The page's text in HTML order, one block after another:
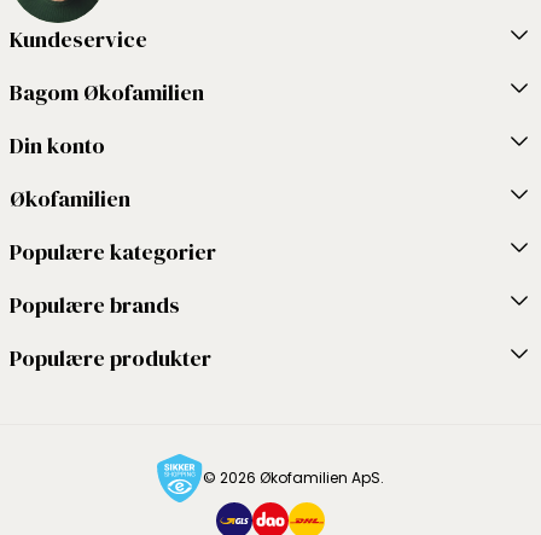
Kundeservice
Bagom Økofamilien
Din konto
Økofamilien
Populære kategorier
Populære brands
Populære produkter
© 2026 Økofamilien ApS.